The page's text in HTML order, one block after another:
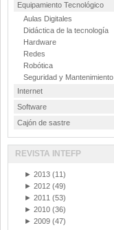
Equipamiento Tecnológico
Aulas Digitales
Didáctica de la tecnología
Hardware
Redes
Robótica
Seguridad y Mantenimiento
Internet
Software
Cajón de sastre
REVISTA INTEFP
► 2013 (11)
► 2012 (49)
► 2011 (53)
► 2010 (36)
► 2009 (47)